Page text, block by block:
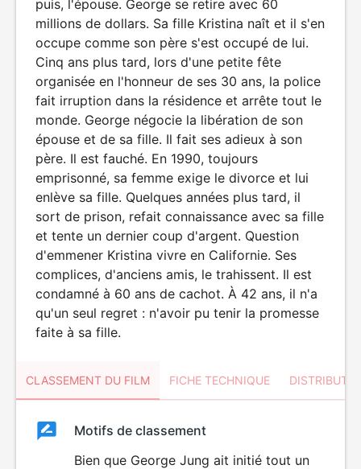
puis, l'épouse. George se retire avec 60
millions de dollars. Sa fille Kristina naît et il s'en
occupe comme son père s'est occupé de lui.
Cinq ans plus tard, lors d'une petite fête
organisée en l'honneur de ses 30 ans, la police
fait irruption dans la résidence et arrête tout le
monde. George négocie la libération de son
épouse et de sa fille. Il fait ses adieux à son
père. Il est fauché. En 1990, toujours
emprisonné, sa femme exige le divorce et lui
enlève sa fille. Quelques années plus tard, il
sort de prison, refait connaissance avec sa fille
et tente un dernier coup d'argent. Question
d'emmener Kristina vivre en Californie. Ses
complices, d'anciens amis, le trahissent. Il est
condamné à 60 ans de cachot. À 42 ans, il n'a
qu'un seul regret : n'avoir pu tenir la promesse
faite à sa fille.
CLASSEMENT DU FILM FICHE TECHNIQUE
ClassementClassement
Motifs de classement
Bien que George Jung ait initié tout un